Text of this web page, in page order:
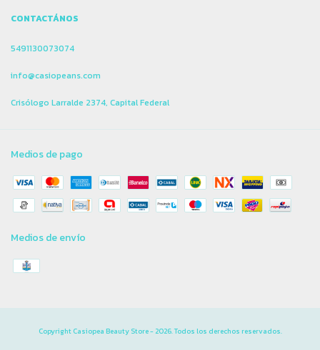
CONTACTÁNOS
5491130073074
info@casiopeans.com
Crisólogo Larralde 2374, Capital Federal
Medios de pago
Medios de envío
Copyright Casiopea Beauty Store - 2026. Todos los derechos reservados.